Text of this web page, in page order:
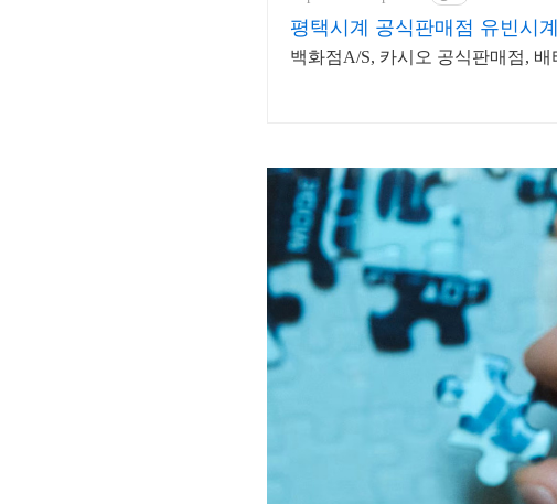
평택시계 공식판매점 유빈시
백화점A/S, 카시오 공식판매점,